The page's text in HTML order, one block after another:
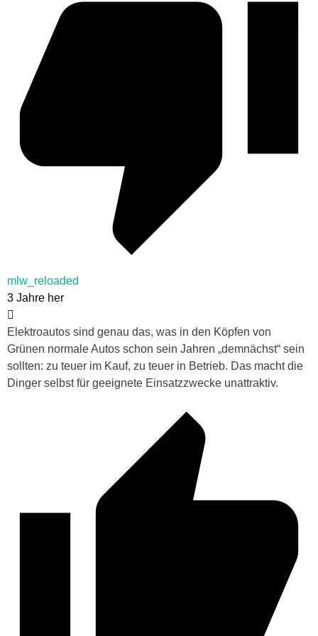
mlw_reloaded
3 Jahre her
Elektroautos sind genau das, was in den Köpfen von
Grünen normale Autos schon sein Jahren „demnächst“ sein
sollten: zu teuer im Kauf, zu teuer in Betrieb. Das macht die
Dinger selbst für geeignete Einsatzzwecke unattraktiv.